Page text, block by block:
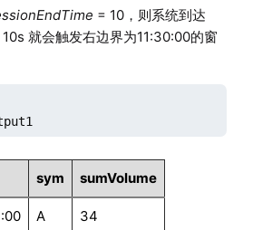
= 10，则系统到达
就会触发右边界为11:30:00的窗
sym sumVolume
A 34